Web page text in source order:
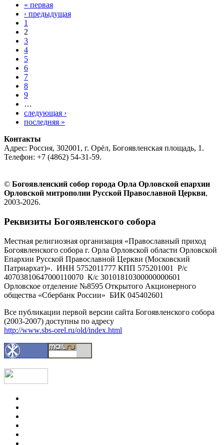
« первая
‹ предыдущая
1
2
3
4
5
6
7
8
9
…
следующая ›
последняя »
Контакты
Адрес: Россия, 302001, г. Орёл, Богоявленская площадь, 1.
Телефон: +7 (4862) 54-31-59.
© Богоявленский собор города Орла Орловской епархии
Орловской митрополии Русской Православной Церкви,
2003-2026.
Реквизиты Богоявленского собора
Местная религиозная организация «Православный приход
Богоявленского собора г. Орла Орловской области Орловской
Епархии Русской Православной Церкви (Московский
Патриархат)». ИНН 5752011777 КПП 575201001 Р/с
40703810647000110070 К/с 30101810300000000601
Орловское отделение №8595 Открытого Акционерного
общества «Сбербанк России» БИК 045402601
Все публикации первой версии сайта Богоявленского собора
(2003-2007) доступны по адресу
http://www.sbs-orel.ru/old/index.html